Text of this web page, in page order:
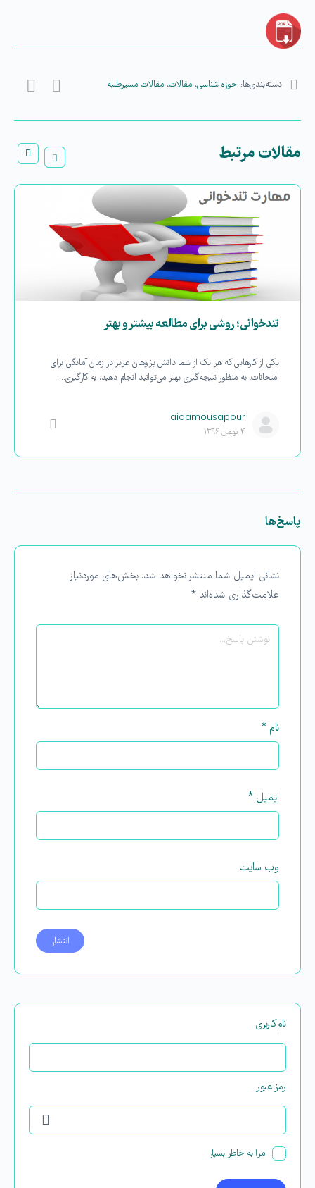
دسته‌بندی‌ها: حوزه شناسی، مقالات، مقالات مسیرطلبه
مقالات مرتبط
تندخوانی؛ روشی برای مطالعه بیشتر و بهتر
یکی از کارهایی که هر یک از شما دانش پژوهان عزیز در زمان آمادگی برای
امتحانات، به منظور نتیجه‌گیری بهتر می‌توانید انجام دهید، به کارگیری…
aidamousapour
۴ بهمن ۱۳۹۶
پاسخ‌ها
نشانی ایمیل شما منتشر نخواهد شد. بخش‌های موردنیاز
علامت‌گذاری شده‌اند *
نام *
ایمیل *
وب‌ سایت
نام‌کاربری
رمز عبور
مرا به خاطر بسپار